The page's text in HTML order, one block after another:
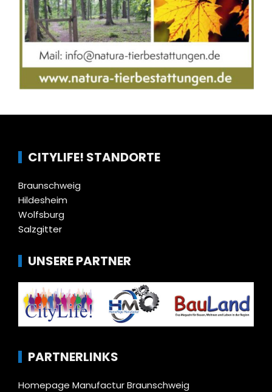
CITYLIFE! STANDORTE
Braunschweig
Hildesheim
Wolfsburg
Salzgitter
UNSERE PARTNER
PARTNERLINKS
Homepage Manufactur Braunschweig